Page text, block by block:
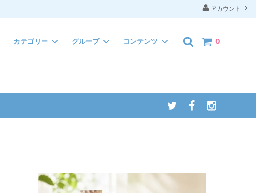
アカウント
0
カテゴリー
インテリア・タオル
グループ
ほんの気持ち
コンテンツ